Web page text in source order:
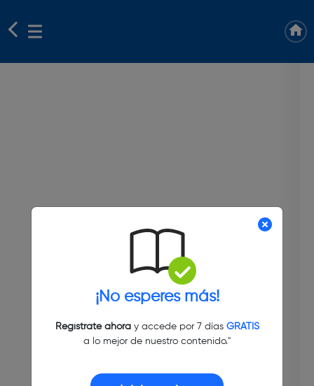
¡No esperes más!
Regístrate ahoray accede por 7 días GRATIS
a lo mejor de nuestro contenido."